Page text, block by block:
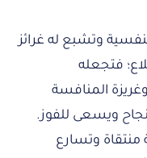
وتشبع له غرائز
فتجعله
المنافسة
ويسعى للفوز.
منتقاة وتسارع